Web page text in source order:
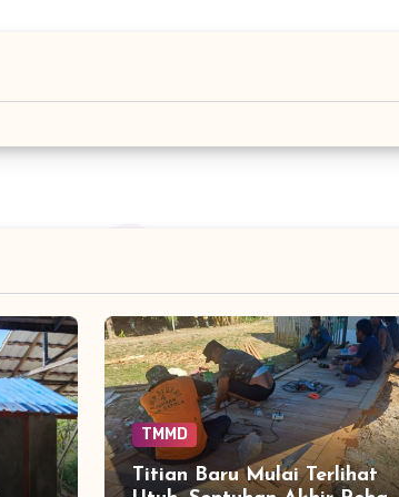
TMMD
Titian Baru Mulai Terlihat